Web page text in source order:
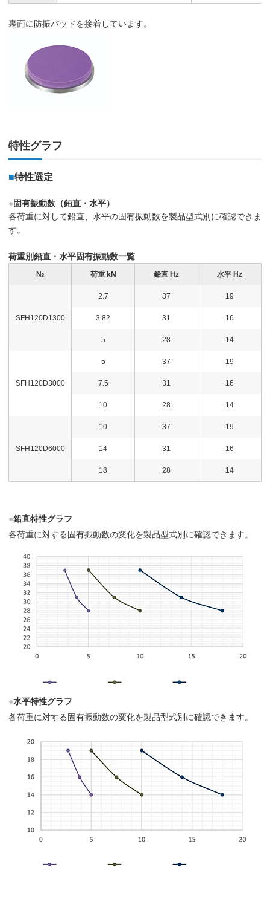
裏面に防振パッドを接着しています。
特性グラフ
■特性選定
●固有振動数（鉛直・水平）
各荷重に対して鉛直、水平の固有振動数を製品型式別に確認できま
す。
荷重別鉛直・水平固有振動数一覧
№ 荷重 kN 鉛直 Hz 水平 Hz
SFH120D1300
2.7 37 19
3.82 31 16
5 28 14
SFH120D3000
5 37 19
7.5 31 16
10 28 14
SFH120D6000
10 37 19
14 31 16
18 28 14
●鉛直特性グラフ
各荷重に対する固有振動数の変化を製品型式別に確認できます。
●水平特性グラフ
各荷重に対する固有振動数の変化を製品型式別に確認できます。